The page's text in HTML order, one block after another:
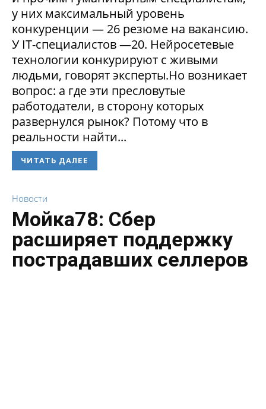
у них максимальный уровень
конкуренции — 26 резюме на вакансию.
У IT-специалистов —20. Нейросетевые
технологии конкурируют с живыми
людьми, говорят эксперты.Но возникает
вопрос: а где эти пресловутые
работодатели, в сторону которых
развернулся рынок? Потому что в
реальности найти...
ЧИТАТЬ ДАЛЕЕ
Новости
Мойка78: Сбер
расширяет поддержку
пострадавших селлеров